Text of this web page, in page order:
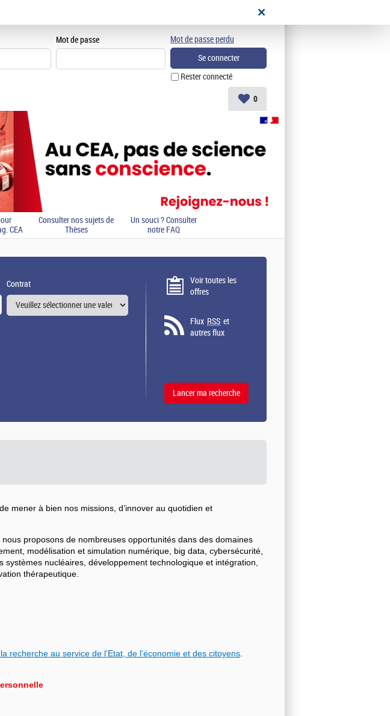
Mot de passe
Rester connecté
Mot de passe perdu
0
CEA
Consulter nos sujets de
Thèses
Un souci ? Consulter
notre FAQ
Contrat
Voir toutes les
offres
Flux RSS et
autres flux
mener à bien nos missions, d’innover au quotidien et
proposons de nombreuses opportunités dans des domaines
modélisation et simulation numérique, big data, cybersécurité,
nucléaires, développement technologique et intégration,
thérapeutique.
recherche au service de l'Etat, de l'économie et des citoyens.